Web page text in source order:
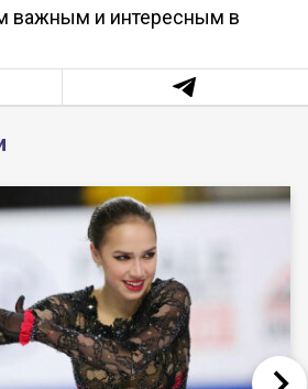
важным и интересным в